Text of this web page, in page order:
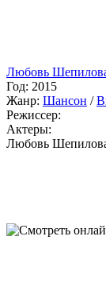
Любовь
Год: 2015
Жанр: Шансон /
Режиссер:
Актеры:
Любовь